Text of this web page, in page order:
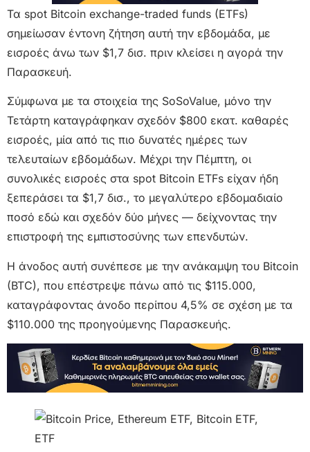
Τα spot Bitcoin exchange-traded funds (ETFs)
σημείωσαν έντονη ζήτηση αυτή την εβδομάδα, με
εισροές άνω των $1,7 δισ. πριν κλείσει η αγορά την
Παρασκευή.
Σύμφωνα με τα στοιχεία της SoSoValue, μόνο την
Τετάρτη καταγράφηκαν σχεδόν $800 εκατ. καθαρές
εισροές, μία από τις πιο δυνατές ημέρες των
τελευταίων εβδομάδων. Μέχρι την Πέμπτη, οι
συνολικές εισροές στα spot Bitcoin ETFs είχαν ήδη
ξεπεράσει τα $1,7 δισ., το μεγαλύτερο εβδομαδιαίο
ποσό εδώ και σχεδόν δύο μήνες — δείχνοντας την
επιστροφή της εμπιστοσύνης των επενδυτών.
Η άνοδος αυτή συνέπεσε με την ανάκαμψη του Bitcoin
(BTC), που επέστρεψε πάνω από τις $115.000,
καταγράφοντας άνοδο περίπου 4,5% σε σχέση με τα
$110.000 της προηγούμενης Παρασκευής.